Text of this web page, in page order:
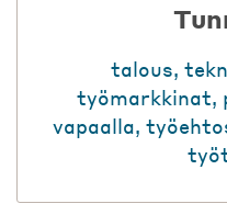
talous,
työmarkkinat,
vapaalla,